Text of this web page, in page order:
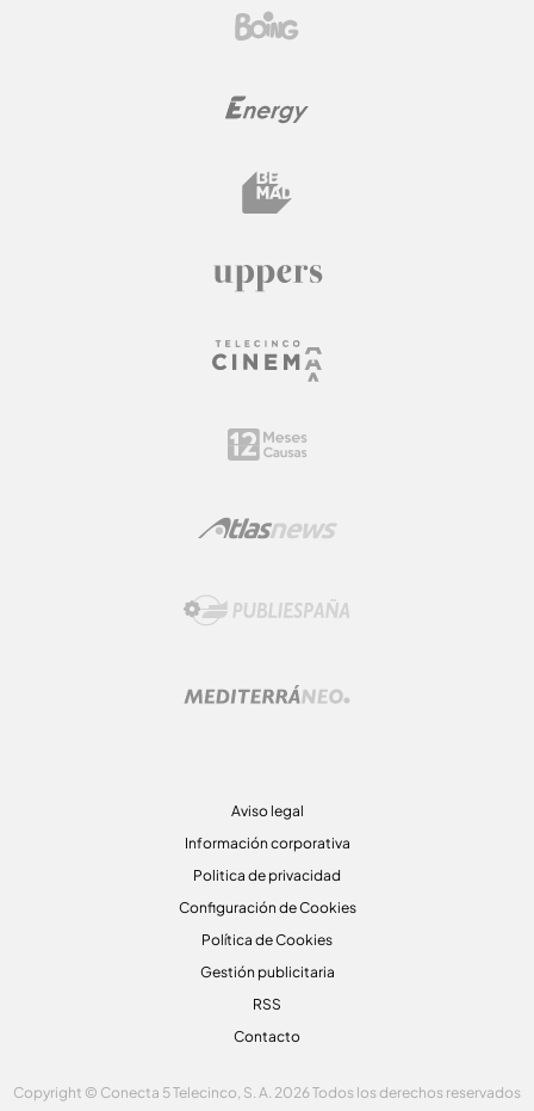
Aviso legal
Información corporativa
Politica de privacidad
Configuración de Cookies
Política de Cookies
Gestión publicitaria
RSS
Contacto
Copyright © Conecta 5 Telecinco, S. A. 2026 Todos los derechos reservados